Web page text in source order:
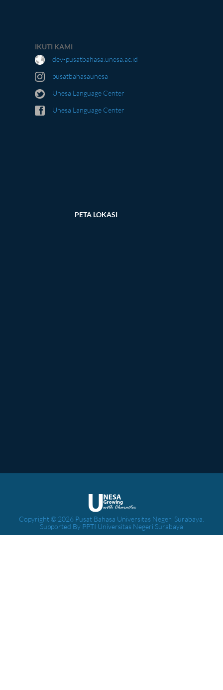
IKUTI KAMI
dev-pusatbahasa.unesa.ac.id
pusatbahasaunesa
Unesa Language Center
Unesa Language Center
PETA LOKASI
Copyright © 2026 Pusat Bahasa Universitas Negeri Surabaya.
Supported By PPTI Universitas Negeri Surabaya